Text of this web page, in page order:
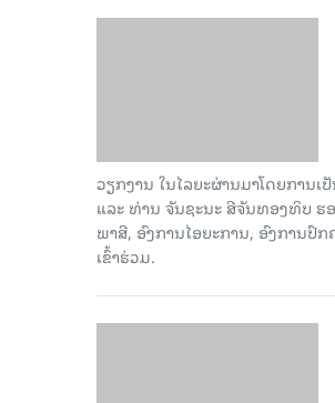
ວຽກງານ ໃນໄລຍະຜ່ານມາໂດຍກາ
ແລະ ທ່ານ ຈັນຊະນະ ສີຈັນທອງທິບ
ພາສີ, ອົງການໄອຍະການ, ອົງການປົ
ເຂົ້າຮ່ວມ.